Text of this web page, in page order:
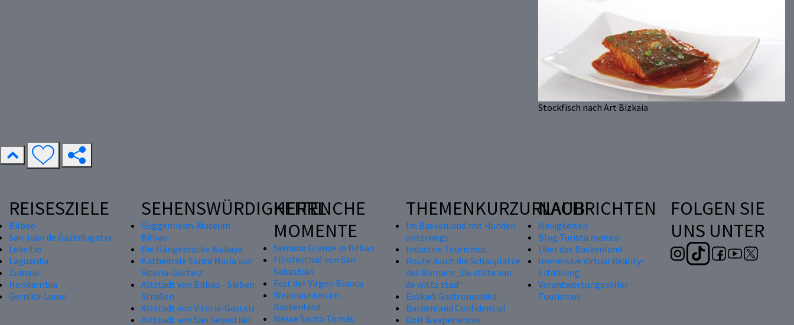
Stockfisch nach Art Bizkaia
REISESZIELE
Bilbao
San Juan de Gaztelugatxe
Lekeitio
Laguardia
Zumaia
Hondarribia
Gernika-Lumo
SEHENSWÜRDIGKEITEN
Guggenheim-Museum
Bilbao
Die Hängebrücke Biskaya
Kathedrale Santa María von
Vitoria-Gasteiz
Altstadt von Bilbao - Sieben
Straßen
Altstadt von Vitoria-Gasteiz
Altstadt von San Sebastián
HERRLICHE
MOMENTE
Semana Grande in Bilbao
Filmfestival von San
Sebastián
Fest der Virgen Blanca
Weihnachten im
Baskenland
Messe Santo Tomás
THEMENKURZURLAUB
Im Baskenland mit Hunden
unterwegs
Industrie Tourismus
Route durch die Schauplätze
des Romans „De stilte van
de witte stad“
Euskadi Gastronomika
Baskenland Confidential
Golf & experiences
NACHRICHTEN
Neuigkeiten
Blog Turista maitea
Über das Baskenland
Immersive Virtual Reality-
Erfahrung
Verantwortungsvoller
Tourismus
FOLGEN SIE
UNS UNTER